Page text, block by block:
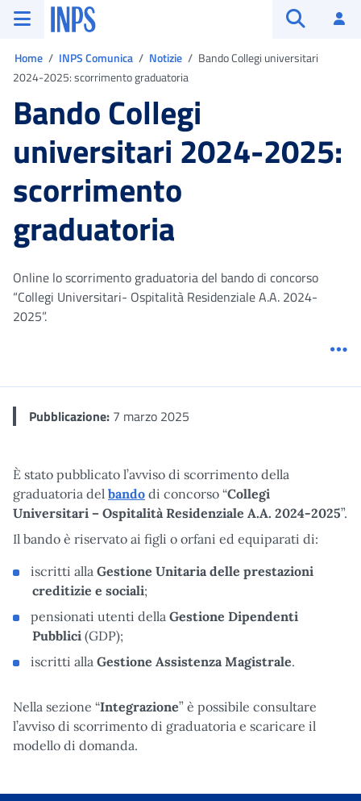
Vai al menu principale
Vai al contenuto principale
Vai al pie' di pagina
INPS ()
Home INPS Comunica Notizie
Bando Collegi universitari
2024-2025: scorrimento graduatoria
Bando Collegi
universitari 2024-2025:
scorrimento
graduatoria
Online lo scorrimento graduatoria del bando di concorso
“Collegi Universitari- Ospitalità Residenziale A.A. 2024-
2025”.
Pubblicazione: 7 marzo 2025
È stato pubblicato l’avviso di scorrimento della
graduatoria del bando di concorso “Collegi
Universitari – Ospitalità Residenziale A.A. 2024-2025”.
Il bando è riservato ai figli o orfani ed equiparati di:
iscritti alla Gestione Unitaria delle prestazioni
creditizie e sociali;
pensionati utenti della Gestione Dipendenti
Pubblici (GDP);
iscritti alla Gestione Assistenza Magistrale.
Nella sezione “Integrazione” è possibile consultare
l’avviso di scorrimento di graduatoria e scaricare il
modello di domanda.